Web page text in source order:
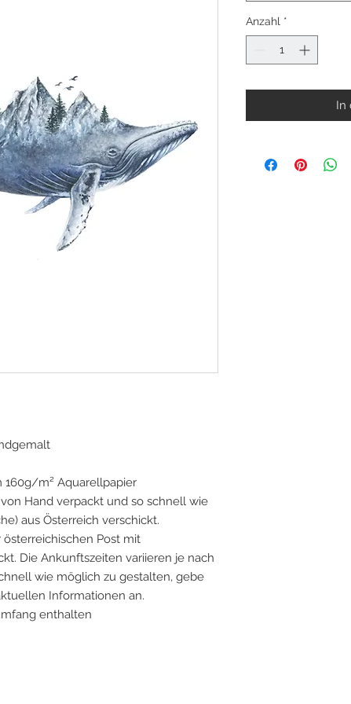
160g/m² Aquarellpapier
Hand verpackt und so schnell wie
aus Österreich verschickt.
Post mit
Die Ankunftszeiten variieren je nach
wie möglich zu gestalten, gebe
Informationen an.
enthalten
Anzahl *
In